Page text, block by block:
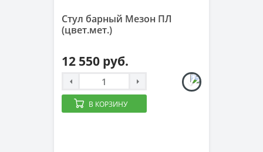
Стул барный Мезон ПЛ
(цвет.мет.)
12 550 руб.
В КОРЗИНУ